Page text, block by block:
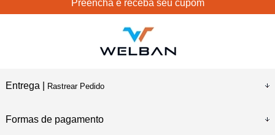
Preencha e receba seu cupom
Entrega | Rastrear Pedido
Formas de pagamento